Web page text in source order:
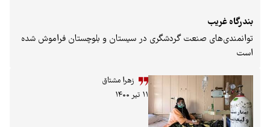
صنعت گردشگری در سیستان ‌و بلوچستان فراموش شده
۱۱ تیر ۱۴۰۰